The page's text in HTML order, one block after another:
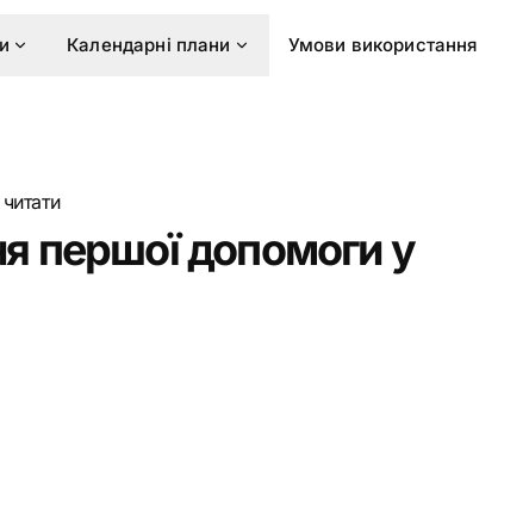
Календарні плани Умови використання
першої допомоги у